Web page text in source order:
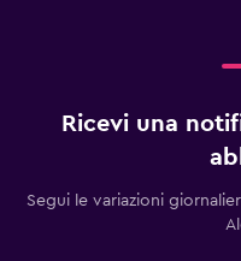
Ricevi una
Segui le variazioni